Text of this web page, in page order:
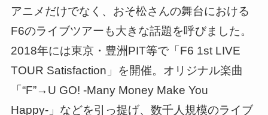
アニメだけでなく、おそ松さんの舞台における
F6のライブツアーも大きな話題を呼びました。
2018年には東京・豊洲PIT等で「F6 1st LIVE
TOUR Satisfaction」を開催。オリジナル楽曲
「“F”→U GO! -Many Money Make You
Happy-」などを引っ提げ、数千人規模のライブ